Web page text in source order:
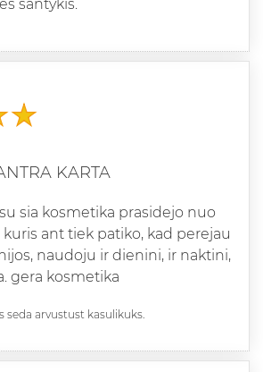
santykis.
KARTA
sia kosmetika prasidejo nuo
ant tiek patiko, kad perejau
naudoju ir dienini, ir naktini,
gera kosmetika
seda arvustust kasulikuks.